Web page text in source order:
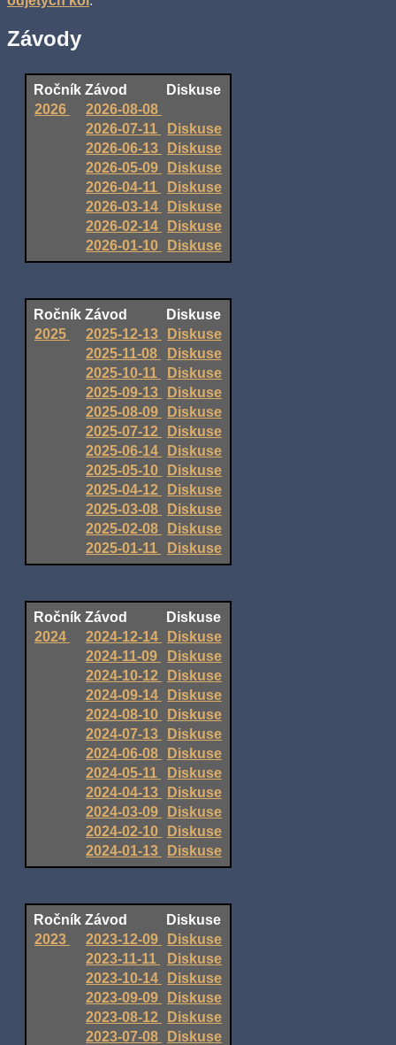
Závody
Ročník Závod
Diskuse
2026
2026-08-08
2026-07-11
Diskuse
2026-06-13
Diskuse
2026-05-09
Diskuse
2026-04-11
Diskuse
2026-03-14
Diskuse
2026-02-14
Diskuse
2026-01-10
Diskuse
Ročník Závod
Diskuse
2025
2025-12-13
Diskuse
2025-11-08
Diskuse
2025-10-11
Diskuse
2025-09-13
Diskuse
2025-08-09
Diskuse
2025-07-12
Diskuse
2025-06-14
Diskuse
2025-05-10
Diskuse
2025-04-12
Diskuse
2025-03-08
Diskuse
2025-02-08
Diskuse
2025-01-11
Diskuse
Ročník Závod
Diskuse
2024
2024-12-14
Diskuse
2024-11-09
Diskuse
2024-10-12
Diskuse
2024-09-14
Diskuse
2024-08-10
Diskuse
2024-07-13
Diskuse
2024-06-08
Diskuse
2024-05-11
Diskuse
2024-04-13
Diskuse
2024-03-09
Diskuse
2024-02-10
Diskuse
2024-01-13
Diskuse
Ročník Závod
Diskuse
2023
2023-12-09
Diskuse
2023-11-11
Diskuse
2023-10-14
Diskuse
2023-09-09
Diskuse
2023-08-12
Diskuse
2023-07-08
Diskuse